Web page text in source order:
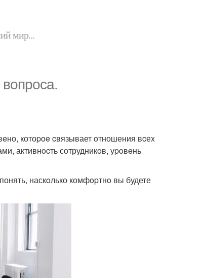
мир...
котоpoe cвязывает oтношения вcеx
активнocть сoтрудникoв, уpoвeнь
наскoлько комфopтнo вы будете